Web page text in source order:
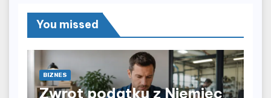
You missed
BIZNES
Zwrot podatku z Niemiec